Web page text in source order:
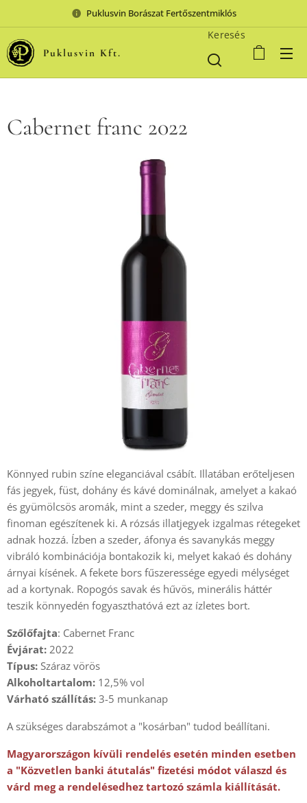
Puklusvin Borászat Fertőszentmiklós
Puklusvin Kft.
Keresés
Cabernet franc 2022
Könnyed rubin színe eleganciával csábít. Illatában erőteljesen
fás jegyek, füst, dohány és kávé dominálnak, amelyet a kakaó
és gyümölcsös aromák, mint a szeder, meggy és szilva
finoman egészítenek ki. A rózsás illatjegyek izgalmas rétegeket
adnak hozzá. Ízben a szeder, áfonya és savanykás meggy
vibráló kombinációja bontakozik ki, melyet kakaó és dohány
árnyai kísének. A fekete bors fűszeressége egyedi mélységet
ad a kortynak. Ropogós savak és hűvös, minerális háttér
teszik könnyedén fogyaszthatóvá ezt az ízletes bort.
Szőlőfajta: Cabernet Franc
Évjárat: 2022
Típus: Száraz vörös
Alkoholtartalom: 12,5% vol
Várható szállítás: 3-5 munkanap
A szükséges darabszámot a "kosárban" tudod beállítani.
Magyarországon kívüli rendelés esetén minden esetben
a "Közvetlen banki átutalás" fizetési módot válaszd és
várd meg a rendelésedhez tartozó számla kiállítását.